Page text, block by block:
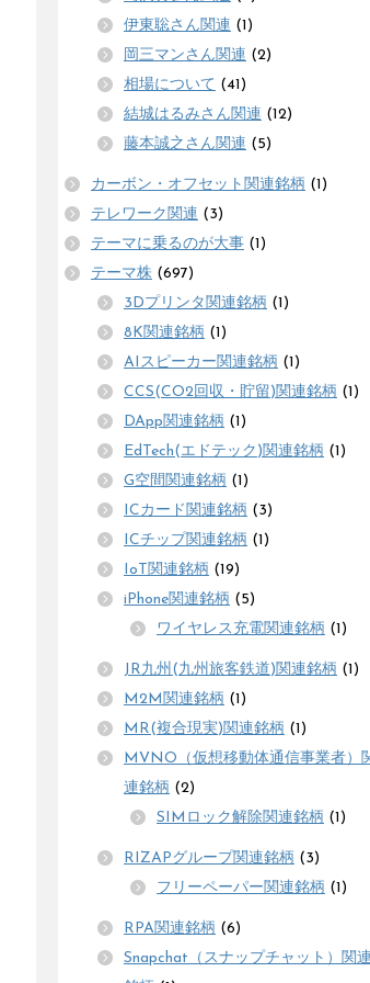
伊東聡さん関連 (1)
岡三マンさん関連 (2)
相場について (41)
結城はるみさん関連 (12)
藤本誠之さん関連 (5)
カーボン・オフセット関連銘柄 (1)
テレワーク関連 (3)
テーマに乗るのが大事 (1)
テーマ株 (697)
3Dプリンタ関連銘柄 (1)
8K関連銘柄 (1)
AIスピーカー関連銘柄 (1)
CCS(CO2回収・貯留)関連銘柄 (1)
DApp関連銘柄 (1)
EdTech(エドテック)関連銘柄 (1)
G空間関連銘柄 (1)
ICカード関連銘柄 (3)
ICチップ関連銘柄 (1)
IoT関連銘柄 (19)
iPhone関連銘柄 (5)
ワイヤレス充電関連銘柄 (1)
JR九州(九州旅客鉄道)関連銘柄 (1)
M2M関連銘柄 (1)
MR(複合現実)関連銘柄 (1)
MVNO（仮想移動体通信事業者）
連銘柄 (2)
SIMロック解除関連銘柄 (1)
RIZAPグループ関連銘柄 (3)
フリーペーパー関連銘柄 (1)
RPA関連銘柄 (6)
Snapchat（スナップチャット）関連